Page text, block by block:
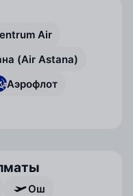
Air
(Air Astana)
Аэрофлот
Ош